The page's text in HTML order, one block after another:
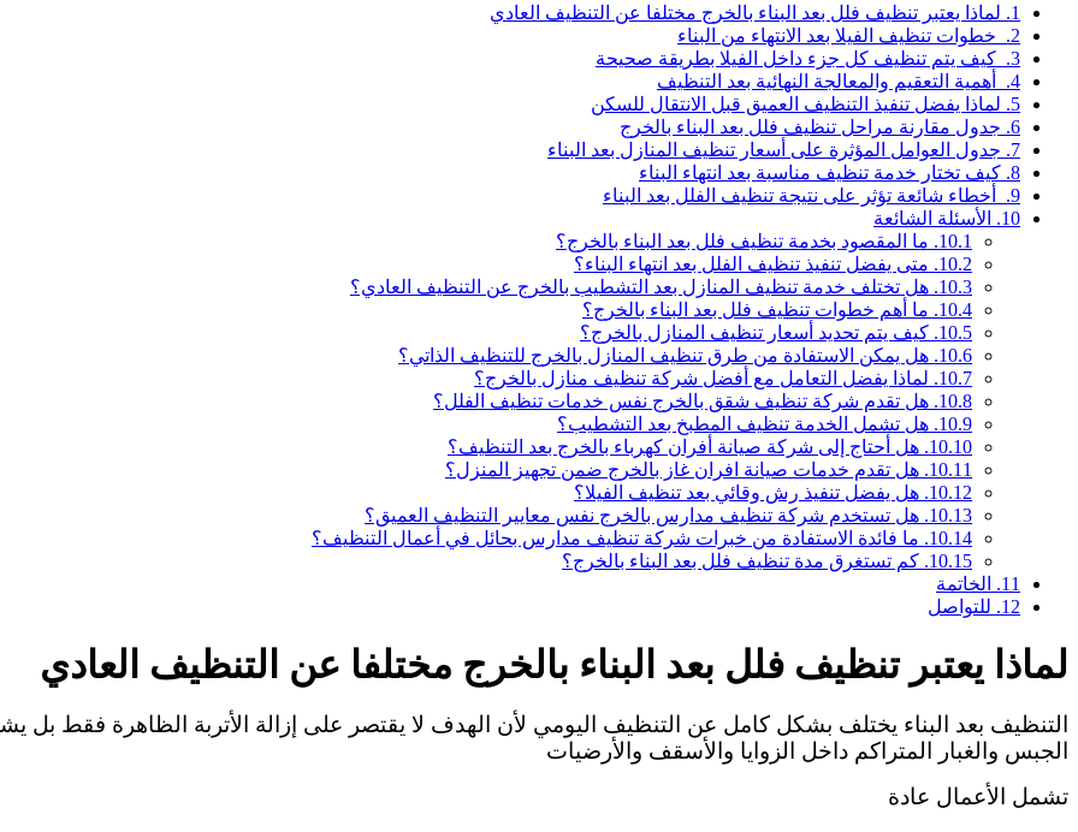
1. لماذا يعتبر تنظيف فلل بعد البناء بالخرج مختلفا عن التنظيف العادي
2.
خطوات تنظيف الفيلا بعد الانتهاء من البناء
3.
كيف يتم تنظيف كل جزء داخل الفيلا بطريقة صحيحة
4.
أهمية التعقيم والمعالجة النهائية بعد التنظيف
5. لماذا يفضل تنفيذ التنظيف العميق قبل الانتقال للسكن
6. جدول مقارنة مراحل تنظيف فلل بعد البناء بالخرج
7. جدول العوامل المؤثرة على أسعار تنظيف المنازل بعد البناء
8. كيف تختار خدمة تنظيف مناسبة بعد انتهاء البناء
9.
أخطاء شائعة تؤثر على نتيجة تنظيف الفلل بعد البناء
10.
الأسئلة الشائعة
10.1. ما المقصود بخدمة تنظيف فلل بعد البناء بالخرج؟
10.2. متى يفضل تنفيذ تنظيف الفلل بعد انتهاء البناء؟
10.3. هل تختلف خدمة تنظيف المنازل بعد التشطيب بالخرج عن التنظيف العادي؟
10.4. ما أهم خطوات تنظيف فلل بعد البناء بالخرج؟
10.5. كيف يتم تحديد أسعار تنظيف المنازل بالخرج؟
10.6. هل يمكن الاستفادة من طرق تنظيف المنازل بالخرج للتنظيف الذاتي؟
10.7. لماذا يفضل التعامل مع أفضل شركة تنظيف منازل بالخرج؟
10.8. هل تقدم شركة تنظيف شقق بالخرج نفس خدمات تنظيف الفلل؟
10.9. هل تشمل الخدمة تنظيف المطبخ بعد التشطيب؟
10.10. هل أحتاج إلى شركة صيانة أفران كهرباء بالخرج بعد التنظيف؟
10.11. هل تقدم خدمات صيانة افران غاز بالخرج ضمن تجهيز المنزل؟
10.12. هل يفضل تنفيذ رش وقائي بعد تنظيف الفيلا؟
10.13. هل تستخدم شركة تنظيف مدارس بالخرج نفس معايير التنظيف العميق؟
10.14. ما فائدة الاستفادة من خبرات شركة تنظيف مدارس بحائل في أعمال التنظيف؟
10.15. كم تستغرق مدة تنظيف فلل بعد البناء بالخرج؟
11.
الخاتمة
12. للتواصل
لماذا يعتبر تنظيف فلل بعد البناء بالخرج مختلفا عن التنظيف العادي
التنظيف بعد البناء يختلف بشكل كامل عن التنظيف اليومي لأن الهدف لا يقتصر على إزالة الأتربة الظاهرة فقط بل
الجبس والغبار المتراكم داخل الزوايا والأسقف والأرضيات
تشمل الأعمال عادة